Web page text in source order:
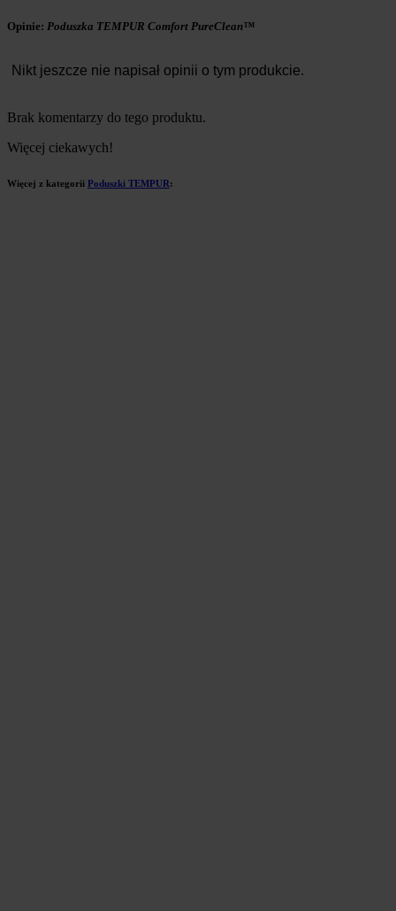
Opinie: Poduszka TEMPUR Comfort PureClean™
Nikt jeszcze nie napisał opinii o tym produkcie.
Brak komentarzy do tego produktu.
Więcej ciekawych!
Więcej z kategorii Poduszki TEMPUR: